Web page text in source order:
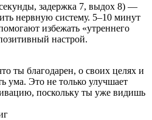
задержка 7, выдох 8) —
нервную систему. 5–10 минут
избежать «утреннего
настрой.
ты благодарен, о своих целях и
ума. Это не только улучшает
поскольку ты уже видишь